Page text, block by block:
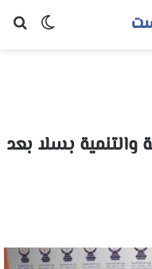
الوضع
بسلا بعد